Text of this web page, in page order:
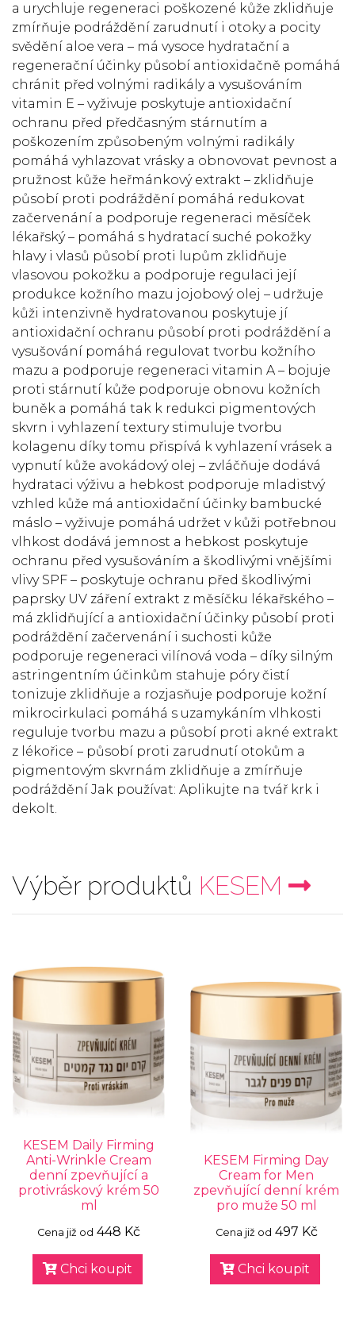
a urychluje regeneraci poškozené kůže zklidňuje
zmírňuje podráždění zarudnutí i otoky a pocity
svědění aloe vera – má vysoce hydratační a
regenerační účinky působí antioxidačně pomáhá
chránit před volnými radikály a vysušováním
vitamin E – vyživuje poskytuje antioxidační
ochranu před předčasným stárnutím a
poškozením způsobeným volnými radikály
pomáhá vyhlazovat vrásky a obnovovat pevnost a
pružnost kůže heřmánkový extrakt – zklidňuje
působí proti podráždění pomáhá redukovat
začervenání a podporuje regeneraci měsíček
lékařský – pomáhá s hydratací suché pokožky
hlavy i vlasů působí proti lupům zklidňuje
vlasovou pokožku a podporuje regulaci její
produkce kožního mazu jojobový olej – udržuje
kůži intenzivně hydratovanou poskytuje jí
antioxidační ochranu působí proti podráždění a
vysušování pomáhá regulovat tvorbu kožního
mazu a podporuje regeneraci vitamin A – bojuje
proti stárnutí kůže podporuje obnovu kožních
buněk a pomáhá tak k redukci pigmentových
skvrn i vyhlazení textury stimuluje tvorbu
kolagenu díky tomu přispívá k vyhlazení vrásek a
vypnutí kůže avokádový olej – zvláčňuje dodává
hydrataci výživu a hebkost podporuje mladistvý
vzhled kůže má antioxidační účinky bambucké
máslo – vyživuje pomáhá udržet v kůži potřebnou
vlhkost dodává jemnost a hebkost poskytuje
ochranu před vysušováním a škodlivými vnějšími
vlivy SPF – poskytuje ochranu před škodlivými
paprsky UV záření extrakt z měsíčku lékařského –
má zklidňující a antioxidační účinky působí proti
podráždění začervenání i suchosti kůže
podporuje regeneraci vilínová voda – díky silným
astringentním účinkům stahuje póry čistí
tonizuje zklidňuje a rozjasňuje podporuje kožní
mikrocirkulaci pomáhá s uzamykáním vlhkosti
reguluje tvorbu mazu a působí proti akné extrakt
z lékořice – působí proti zarudnutí otokům a
pigmentovým skvrnám zklidňuje a zmírňuje
podráždění Jak používat: Aplikujte na tvář krk i
dekolt.
Výběr produktů KESEM
KESEM Daily Firming
Anti-Wrinkle Cream
denní zpevňující a
protivráskový krém 50
ml
Cena již od 448 Kč
Chci koupit
KESEM Firming Day
Cream for Men
zpevňující denní krém
pro muže 50 ml
Cena již od 497 Kč
Chci koupit